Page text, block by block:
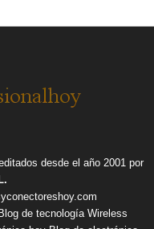
desde el año 2001 por
Blog de tecnología Wireless